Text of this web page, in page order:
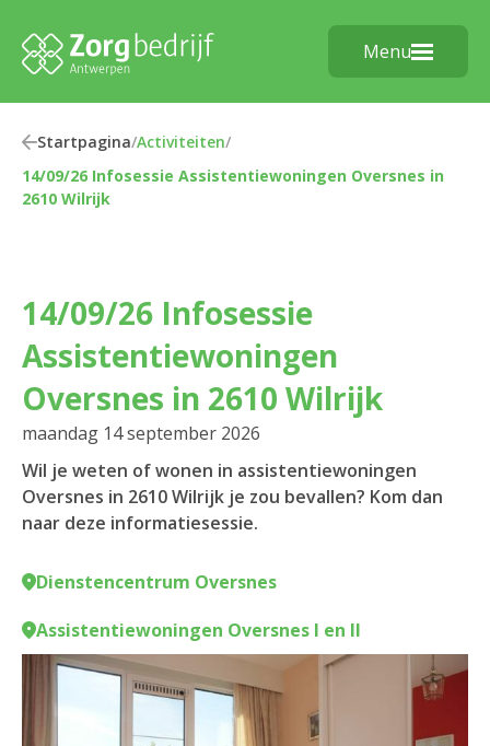
Menu
Startpagina/Activiteiten/
14/09/26 Infosessie Assistentiewoningen Oversnes in
2610 Wilrijk
14/09/26 Infosessie
Assistentiewoningen
Oversnes in 2610 Wilrijk
maandag 14 september 2026
Wil je weten of wonen in assistentiewoningen
Oversnes in 2610 Wilrijk je zou bevallen? Kom dan
naar deze informatiesessie.
Dienstencentrum Oversnes
Assistentiewoningen Oversnes I en II